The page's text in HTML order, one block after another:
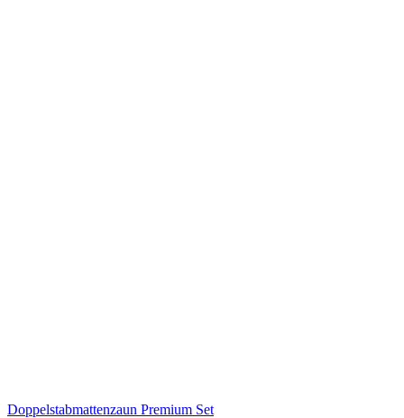
Doppelstabmattenzaun Premium Set